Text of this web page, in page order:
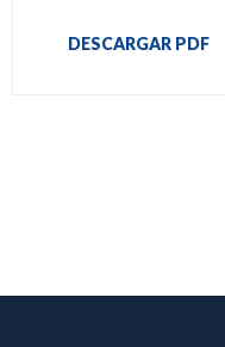
DESCARGAR PDF